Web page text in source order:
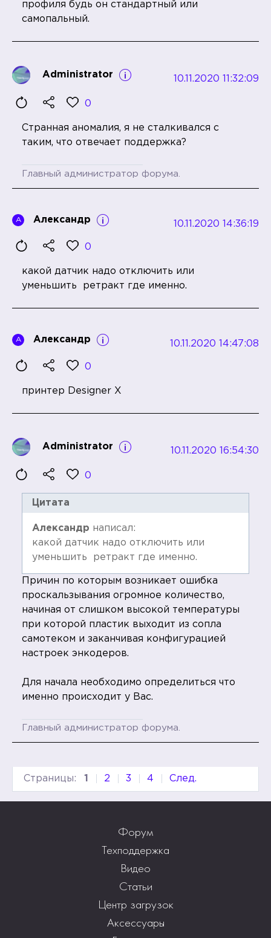
профиля будь он стандартный или
самопальный.
Administrator 10.11.2020 11:32:09
0
Странная аномалия, я не сталкивался с
таким, что отвечает поддержка?
Главный администратор форума.
А Александр 10.11.2020 14:36:19
0
какой датчик надо отключить или
уменьшить ретракт где именно.
А Александр 10.11.2020 14:47:08
0
принтер Designer X
Administrator 10.11.2020 16:54:30
0
Цитата
Александр написал:
какой датчик надо отключить или
уменьшить ретракт где именно.
Причин по которым возникает ошибка
проскальзывания огромное количество,
начиная от слишком высокой температуры
при которой пластик выходит из сопла
самотеком и заканчивая конфигурацией
настроек энкодеров.
Для начала необходимо определиться что
именно происходит у Вас.
Главный администратор форума.
Страницы: 1 2 3 4 След.
Форум
Техподдержка
Видео
Статьи
Центр загрузок
Аксессуары